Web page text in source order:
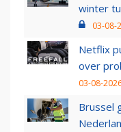
winter
03-08-
Netflix
over
03-08-
Brussel